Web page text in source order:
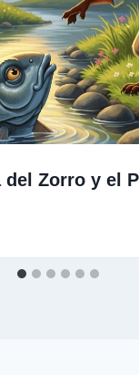
del Zorro y el